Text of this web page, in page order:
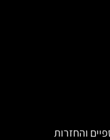
והחזרות